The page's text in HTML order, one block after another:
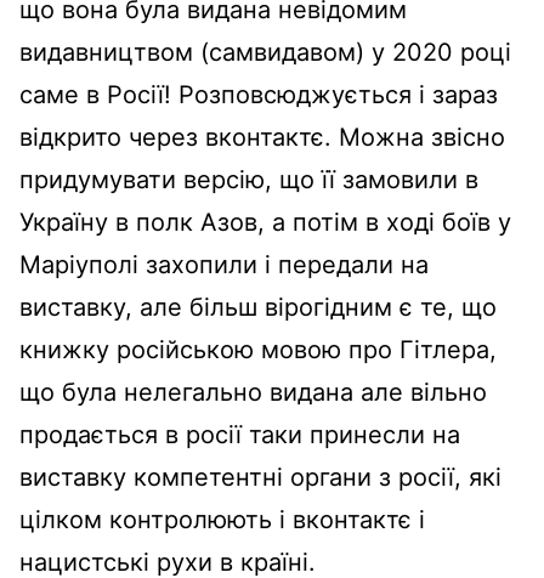
що вона була видана невідомим
видавництвом (самвидавом) у 2020 році
саме в Росії! Розповсюджується і зараз
відкрито через вконтактє. Можна звісно
придумувати версію, що її замовили в
Україну в полк Азов, а потім в ході боїв у
Маріуполі захопили і передали на
виставку, але більш вірогідним є те, що
книжку російською мовою про Гітлера,
що була нелегально видана але вільно
продається в росії таки принесли на
виставку компетентні органи з росії, які
цілком контролюють і вконтактє і
нацистські рухи в країні.